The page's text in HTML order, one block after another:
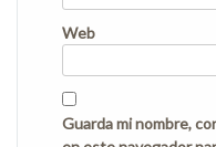
Web
Guarda mi nombre,